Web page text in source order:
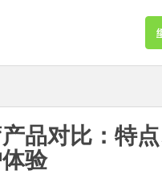
品对比：特
验